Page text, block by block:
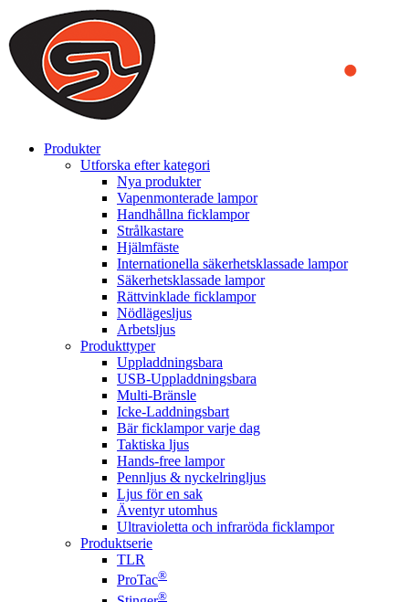
We use cookies to ensure that we provide you the best experience
on our website. By continuing to browse this website, you accept
that cookies are used to help us analyze how the website is used and
to offer you a better experience. To learn more or to find out how
you can disable cookies, you can access our
Produkter
Utforska efter kategori
Nya produkter
Vapenmonterade lampor
Handhållna ficklampor
Strålkastare
Hjälmfäste
Internationella säkerhetsklassade lampor
Säkerhetsklassade lampor
Rättvinklade ficklampor
Nödlägesljus
Arbetsljus
Produkttyper
Uppladdningsbara
USB-Uppladdningsbara
Multi-Bränsle
Icke-Laddningsbart
Bär ficklampor varje dag
Taktiska ljus
Hands-free lampor
Pennljus & nyckelringljus
Ljus för en sak
Äventyr utomhus
Ultravioletta och infraröda ficklampor
Produktserie
TLR
ProTac®
®